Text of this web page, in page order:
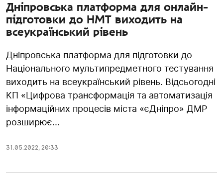
Дніпровська платформа для онлайн-
підготовки до НМТ виходить на
всеукраїнський рівень
Дніпровська платформа для підготовки до
Національного мультипредметного тестування
виходить на всеукраїнський рівень. Відсьогодні
КП «Цифрова трансформація та автоматизація
інформаційних процесів міста «єДніпро» ДМР
розширює...
31.05.2022, 20:33